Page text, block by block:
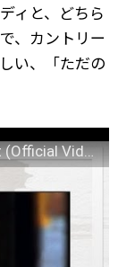
ィと、どちら
、カントリー
い、「ただの
Dwight Yoakam – Ain't That Lonely Yet (Official Video)